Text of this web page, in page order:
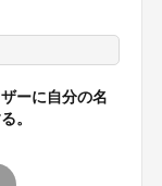
ーに自分の名
。